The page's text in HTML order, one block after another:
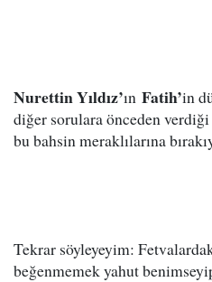
Nurettin Yıldız’ın Fatih’in
diğer sorulara önceden verdiği
bu bahsin meraklılarına
Tekrar söyleyeyim:
beğenmemek yahut